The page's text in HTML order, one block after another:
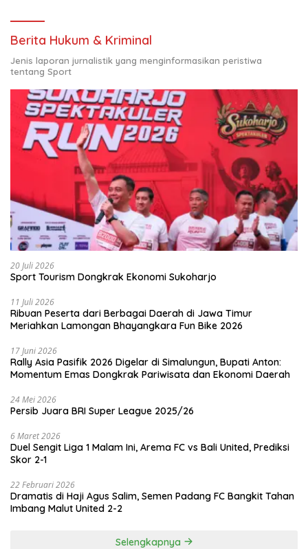
Berita Hukum & Kriminal
Jenis laporan jurnalistik yang menginformasikan peristiwa
tentang Sport
20 Juli 2026
Sport Tourism Dongkrak Ekonomi Sukoharjo
11 Juli 2026
Ribuan Peserta dari Berbagai Daerah di Jawa Timur
Meriahkan Lamongan Bhayangkara Fun Bike 2026
17 Juni 2026
Rally Asia Pasifik 2026 Digelar di Simalungun, Bupati Anton:
Momentum Emas Dongkrak Pariwisata dan Ekonomi Daerah
24 Mei 2026
Persib Juara BRI Super League 2025/26
6 Maret 2026
Duel Sengit Liga 1 Malam Ini, Arema FC vs Bali United, Prediksi
Skor 2-1
22 Februari 2026
Dramatis di Haji Agus Salim, Semen Padang FC Bangkit Tahan
Imbang Malut United 2-2
Selengkapnya